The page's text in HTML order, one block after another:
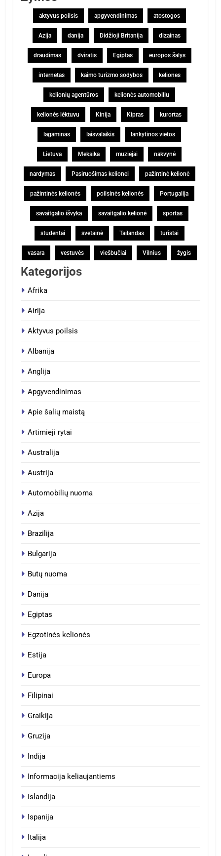
aktyvus poilsis apgyvendinimas atostogos
Azija danija Didžioji Britanija dizainas
draudimas dviratis Egiptas europos šalys
internetas kaimo turizmo sodybos keliones
kelionių agentūros kelionės automobiliu
kelionės lėktuvu Kinija Kipras kurortas
lagaminas laisvalaikis lankytinos vietos
Lietuva Meksika muziejai nakvynė
nardymas Pasiruošimas kelionei pažintinė kelionė
pažintinės kelionės poilsinės kelionės Portugalija
savaitgalio išvyka savaitgalio kelionė sportas
studentai svetainė Tailandas turistai
vasara vestuvės viešbučiai Vilnius žygis
Kategorijos
Afrika
Airija
Aktyvus poilsis
Albanija
Anglija
Apgyvendinimas
Apie šalių maistą
Artimieji rytai
Australija
Austrija
Automobilių nuoma
Azija
Brazilija
Bulgarija
Butų nuoma
Danija
Egiptas
Egzotinės kelionės
Estija
Europa
Filipinai
Graikija
Gruzija
Indija
Informacija keliaujantiems
Islandija
Ispanija
Italija